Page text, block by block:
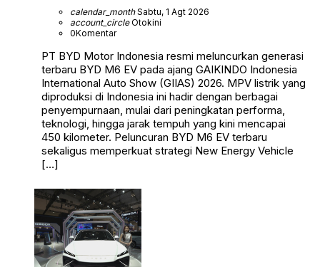
calendar_monthSabtu, 1 Agt 2026
account_circleOtokini
0Komentar
PT BYD Motor Indonesia resmi meluncurkan generasi
terbaru BYD M6 EV pada ajang GAIKINDO Indonesia
International Auto Show (GIIAS) 2026. MPV listrik yang
diproduksi di Indonesia ini hadir dengan berbagai
penyempurnaan, mulai dari peningkatan performa,
teknologi, hingga jarak tempuh yang kini mencapai
450 kilometer. Peluncuran BYD M6 EV terbaru
sekaligus memperkuat strategi New Energy Vehicle
[…]